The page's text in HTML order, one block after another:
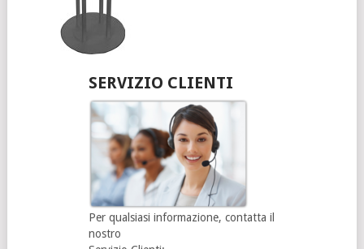
SERVIZIO CLIENTI
Per qualsiasi informazione, contatta il
nostro